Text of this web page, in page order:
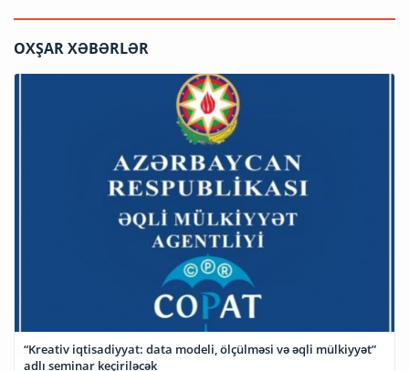
OXŞAR XƏBƏRLƏR
“Kreativ iqtisadiyyat: data modeli, ölçülməsi və əqli mülkiyyət”
adlı seminar keçiriləcək